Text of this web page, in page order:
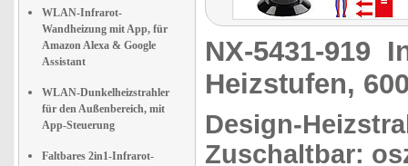
WLAN-Infrarot-
Wandheizung mit App, für
Amazon Alexa & Google
Assistant
WLAN-Dunkelheizstrahler
für den Außenbereich, mit
App-Steuerung
Faltbares 2in1-Infrarot-
NX-5431-919
Heizstufen,
Design-
Zuschaltbar: